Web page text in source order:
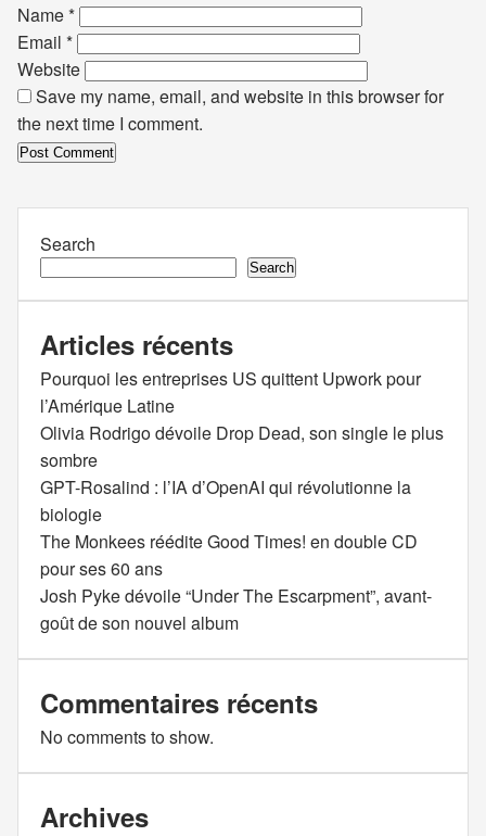
Name*
Email *
Website
Save my name, email, and website in this browser for
the next time I comment.
Search
Search
Articles récents
Pourquoi les entreprises US quittent Upwork pour
l’Amérique Latine
Olivia Rodrigo dévoile Drop Dead, son single le plus
sombre
GPT-Rosalind : l’IA d’OpenAI qui révolutionne la
biologie
The Monkees réédite Good Times! en double CD
pour ses 60 ans
Josh Pyke dévoile “Under The Escarpment”, avant-
goût de son nouvel album
Commentaires récents
No comments to show.
Archives